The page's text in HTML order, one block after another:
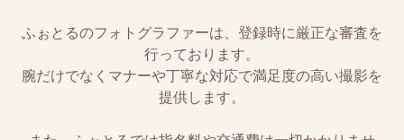
ふぉとるのフォトグラファーは、登録時に厳正な審査を
行っております。
腕だけでなくマナーや丁寧な対応で満足度の高い撮影を
提供します。